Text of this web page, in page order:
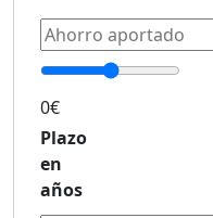
0€
Plazo
en
años